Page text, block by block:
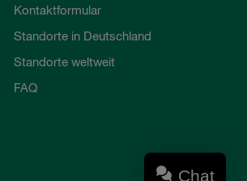
Kontaktformular
Standorte in Deutschland
Standorte weltweit
FAQ
Chat